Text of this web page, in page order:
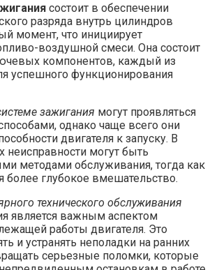
состоит в обеспечении
разряда внутрь цилиндров
момент, что инициирует
воздушной смеси. Она состоит
компонентов, каждый из
успешного функционирования
зажигания могут проявляться
однако чаще всего они
двигателя к запуску. В
неисправности могут быть
методами обслуживания, тогда как
более глубокое вмешательство.
технического обслуживания
является важным аспектом
работы двигателя. Это
и устранять неполадки на ранних
серьезные поломки, которые